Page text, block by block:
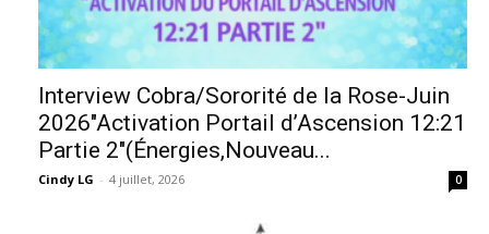
Interview Cobra/Sororité de la Rose-Juin
2026″Activation Portail d’Ascension 12:21
Partie 2″(Énergies,Nouveau...
Cindy LG - 4 juillet, 2026 0